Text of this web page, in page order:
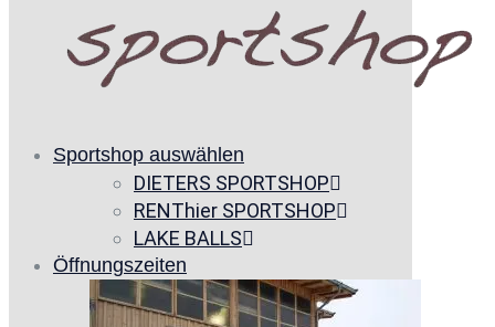
Sportshop auswählen
DIETERS SPORTSHOP
RENThier SPORTSHOP
LAKE BALLS
Öffnungszeiten